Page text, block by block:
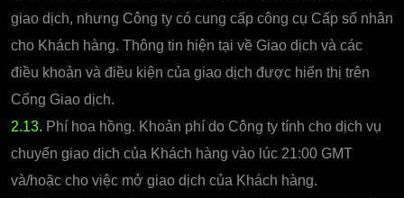
giao dịch, nhưng Công ty có cung cấp công cụ Cấp số nhân
cho Khách hàng. Thông tin hiện tại về Giao dịch và các
điều khoản và điều kiện của giao dịch được hiển thị trên
Cổng Giao dịch.
2.13. Phí hoa hồng. Khoản phí do Công ty tính cho dịch vụ
chuyển giao dịch của Khách hàng vào lúc 21:00 GMT
và/hoặc cho việc mở giao dịch của Khách hàng.